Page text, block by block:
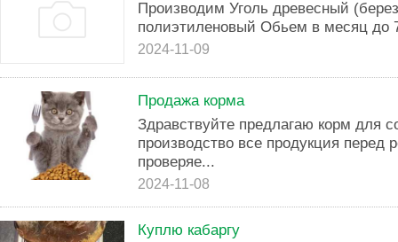
Производим Уголь древесный
полиэтиленовый Обьем в месяц до
2024-11-09
Продажа корма
Здравствуйте предлагаю корм для
производство все продукция перед
проверяе...
2024-11-08
Куплю кабаргу